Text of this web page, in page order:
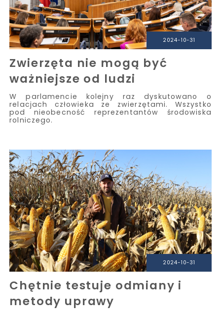
2024-10-31
Zwierzęta nie mogą być
ważniejsze od ludzi
W parlamencie kolejny raz dyskutowano o
relacjach człowieka ze zwierzętami. Wszystko
pod nieobecność reprezentantów środowiska
rolniczego.
2024-10-31
Chętnie testuje odmiany i
metody uprawy